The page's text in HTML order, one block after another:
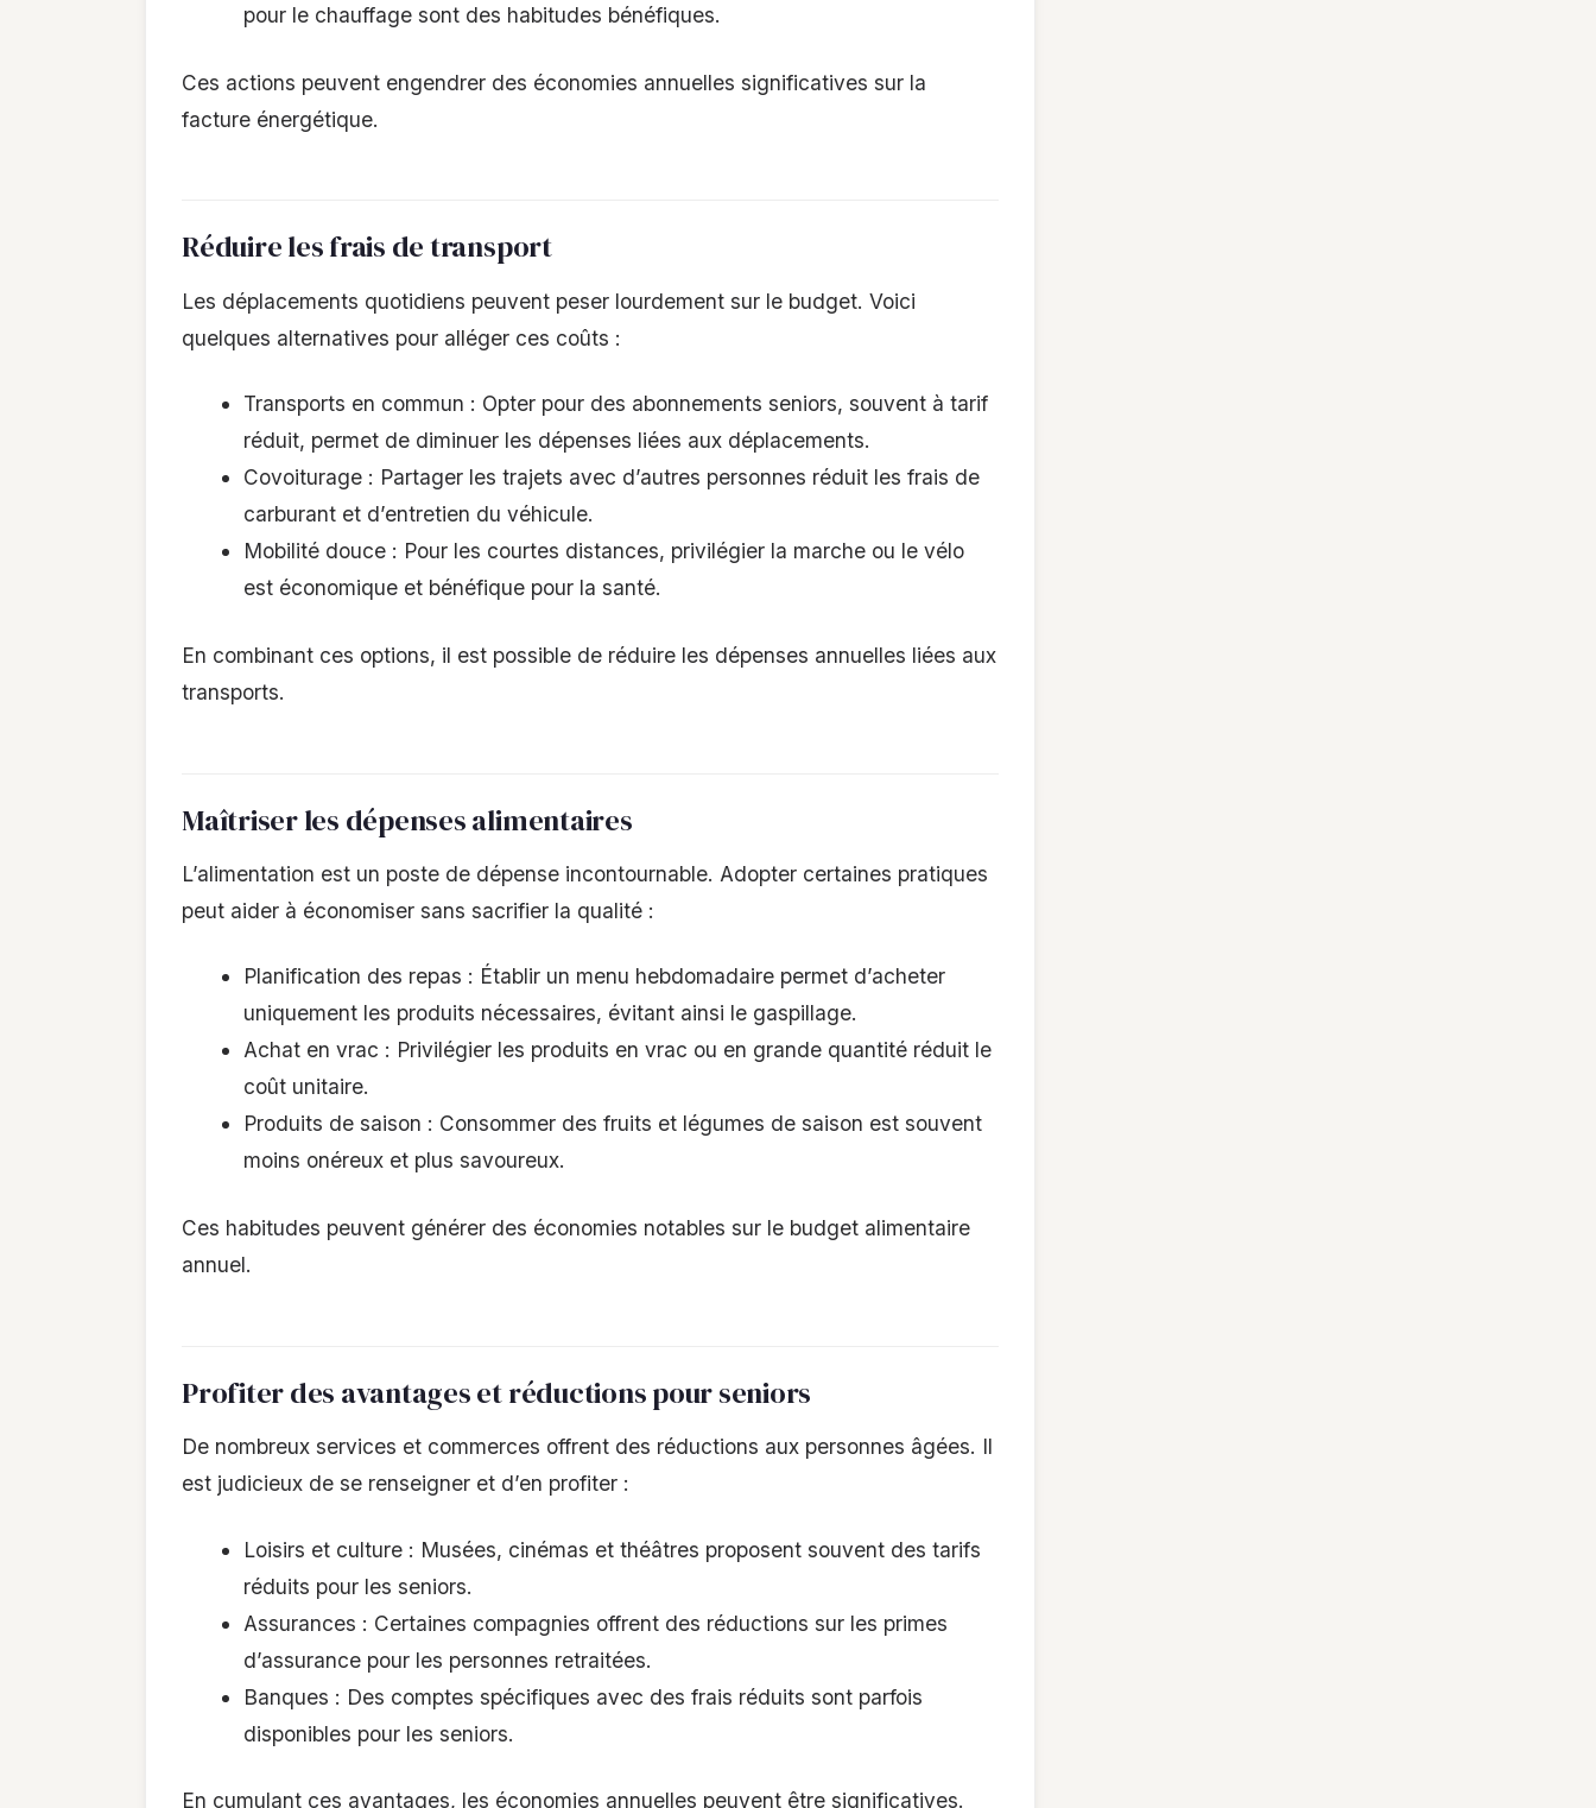
pour le chauffage sont des habitudes bénéfiques.
Ces actions peuvent engendrer des économies annuelles significatives sur la
facture énergétique.
Réduire les frais de transport
Les déplacements quotidiens peuvent peser lourdement sur le budget. Voici
quelques alternatives pour alléger ces coûts :
Transports en commun : Opter pour des abonnements seniors, souvent à tarif
réduit, permet de diminuer les dépenses liées aux déplacements.
Covoiturage : Partager les trajets avec d’autres personnes réduit les frais de
carburant et d’entretien du véhicule.
Mobilité douce : Pour les courtes distances, privilégier la marche ou le vélo
est économique et bénéfique pour la santé.
En combinant ces options, il est possible de réduire les dépenses annuelles liées aux
transports.
Maîtriser les dépenses alimentaires
L’alimentation est un poste de dépense incontournable. Adopter certaines pratiques
peut aider à économiser sans sacrifier la qualité :
Planification des repas : Établir un menu hebdomadaire permet d’acheter
uniquement les produits nécessaires, évitant ainsi le gaspillage.
Achat en vrac : Privilégier les produits en vrac ou en grande quantité réduit le
coût unitaire.
Produits de saison : Consommer des fruits et légumes de saison est souvent
moins onéreux et plus savoureux.
Ces habitudes peuvent générer des économies notables sur le budget alimentaire
annuel.
Profiter des avantages et réductions pour seniors
De nombreux services et commerces offrent des réductions aux personnes âgées. Il
est judicieux de se renseigner et d’en profiter :
Loisirs et culture : Musées, cinémas et théâtres proposent souvent des tarifs
réduits pour les seniors.
Assurances : Certaines compagnies offrent des réductions sur les primes
d’assurance pour les personnes retraitées.
Banques : Des comptes spécifiques avec des frais réduits sont parfois
disponibles pour les seniors.
En cumulant ces avantages, les économies annuelles peuvent être significatives.